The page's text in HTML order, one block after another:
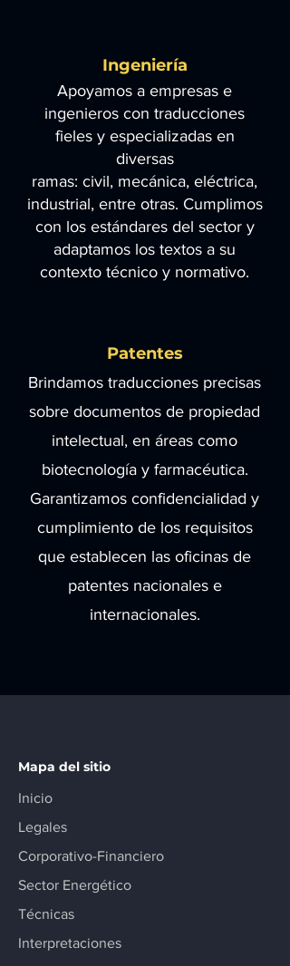
Ingeniería
Apoyamos a empresas e
ingenieros con traducciones
fieles y especializadas en
diversas
ramas: civil, mecánica, eléctrica,
industrial, entre otras. Cumplimos
con los estándares del sector y
adaptamos los textos a su
contexto técnico y normativo.
Patentes
Brindamos traducciones precisas
sobre documentos de propiedad
intelectual, en áreas como
biotecnología y farmacéutica.
Garantizamos confidencialidad y
cumplimiento de los requisitos
que establecen las oficinas de
patentes nacionales e
internacionales.
Mapa del sitio
Inicio
Legales
Corporativo-Financiero
Sector Energético
Técnicas
Interpretaciones